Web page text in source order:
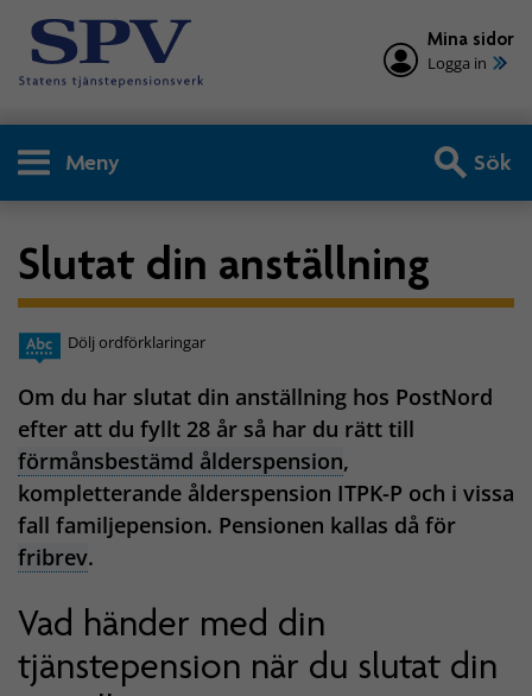
Mina sidor
Logga in
Meny Sök
Slutat din anställning
Dölj ordförklaringar
Om du har slutat din anställning hos PostNord
efter att du fyllt 28 år så har du rätt till
förmånsbestämd ålderspension,
kompletterande ålderspension ITPK-P och i vissa
fall familjepension. Pensionen kallas då för
fribrev.
Vad händer med din
tjänstepension när du slutat din